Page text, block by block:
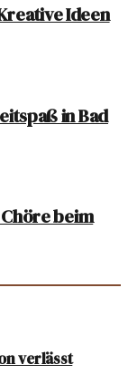
Ideen
in Bad
beim
verlässt